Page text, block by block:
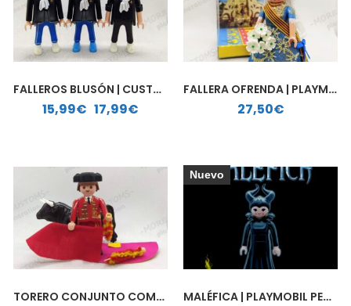
FALLEROS BLUSÓN | CUSTOM PLAYMOBIL
15,99€ 17,99€
Rango de precios: desde 15,99€ hasta 17,99€
FALLERA OFRENDA | PLAYMOBIL PERSONALIZADO
27,50€
TORERO CONJUNTO COMPLETO | PLAYMOBIL PERSONALIZADO
Nuevo
MALÉFICA | PLAYMOBIL PERSONALIZADO